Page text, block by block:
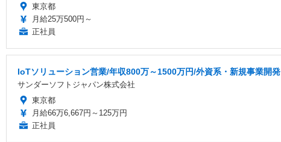
東京都
月給25万500円～
正社員
IoTソリューション営業/年収800万～1500万円/外資系・新規事業開発
サンダーソフトジャパン株式会社
東京都
月給66万6,667円～125万円
正社員